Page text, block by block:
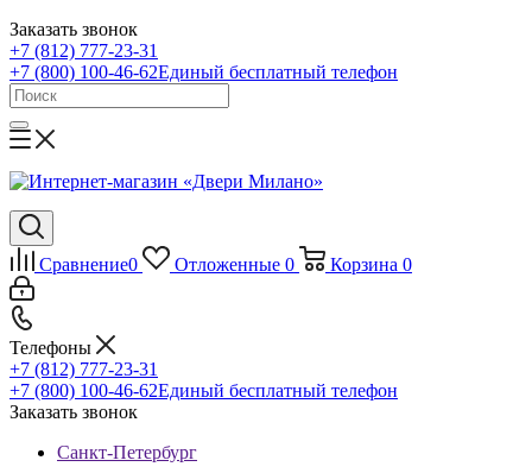
Заказать звонок
+7 (812) 777-23-31
+7 (800) 100-46-62Единый бесплатный телефон
Сравнение0 Отложенные 0 Корзина 0
Телефоны
+7 (812) 777-23-31
+7 (800) 100-46-62Единый бесплатный телефон
Заказать звонок
Санкт-Петербург